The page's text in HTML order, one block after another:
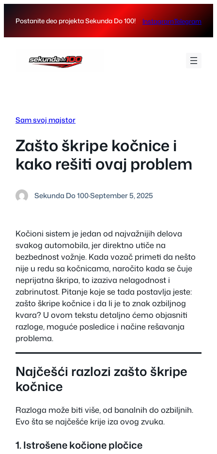
Postanite deo projekta Sekunda Do 100! InstagramTelegram
Sam svoj majstor
Zašto škripe kočnice i
kako rešiti ovaj problem
Sekunda Do 100·September 5, 2025
Kočioni sistem je jedan od najvažnijih delova
svakog automobila, jer direktno utiče na
bezbednost vožnje. Kada vozač primeti da nešto
nije u redu sa kočnicama, naročito kada se čuje
neprijatna škripa, to izaziva nelagodnost i
zabrinutost. Pitanje koje se tada postavlja jeste:
zašto škripe kočnice i da li je to znak ozbiljnog
kvara? U ovom tekstu detaljno ćemo objasniti
razloge, moguće posledice i načine rešavanja
problema.
Najčešći razlozi zašto škripe
kočnice
Razloga može biti više, od banalnih do ozbiljnih.
Evo šta se najčešće krije iza ovog zvuka.
1. Istrošene kočione pločice